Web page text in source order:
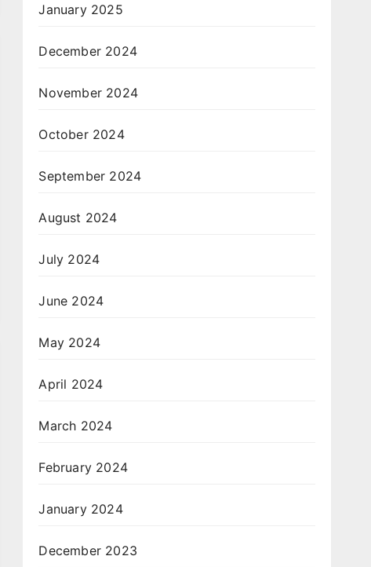
January 2025
December 2024
November 2024
October 2024
September 2024
August 2024
July 2024
June 2024
May 2024
April 2024
March 2024
February 2024
January 2024
December 2023